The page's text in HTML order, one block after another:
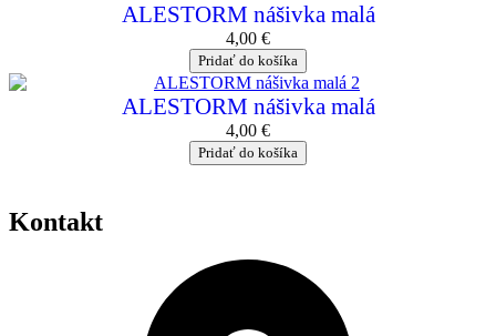
ALESTORM nášivka malá
4,00 €
Pridať do košíka
ALESTORM nášivka malá
4,00 €
Pridať do košíka
Kontakt